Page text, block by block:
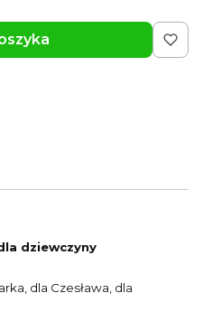
dziewczyny
dla Czesława, dla